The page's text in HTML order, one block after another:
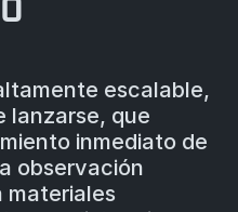
escalable,
lanzarse, que
inmediato de
observación
materiales